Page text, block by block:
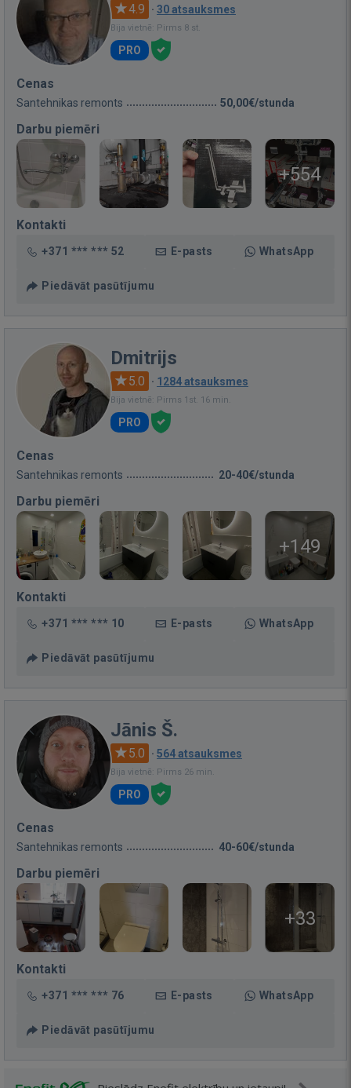
4.9 · 30 atsauksmes
Bija vietnē: Pirms 8 st.
PRO
Cenas
Santehnikas remonts 50,00€/stunda
Darbu piemēri
+554
Kontakti
+371 *** *** 52 E-pasts WhatsApp
Piedāvāt pasūtījumu
Dmitrijs
5.0 · 1284 atsauksmes
Bija vietnē: Pirms 1st. 16 min.
PRO
Cenas
Santehnikas remonts 20-40€/stunda
Darbu piemēri
+149
Kontakti
+371 *** *** 10 E-pasts WhatsApp
Piedāvāt pasūtījumu
Jānis Š.
5.0 · 564 atsauksmes
Bija vietnē: Pirms 26 min.
PRO
Cenas
Santehnikas remonts 40-60€/stunda
Darbu piemēri
+33
Kontakti
+371 *** *** 76 E-pasts WhatsApp
Piedāvāt pasūtījumu